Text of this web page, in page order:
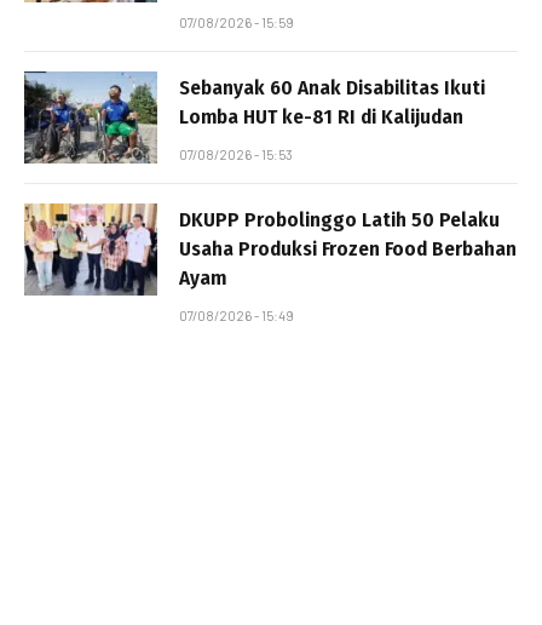
07/08/2026 - 15:59
Sebanyak 60 Anak Disabilitas Ikuti
Lomba HUT ke-81 RI di Kalijudan
07/08/2026 - 15:53
DKUPP Probolinggo Latih 50 Pelaku
Usaha Produksi Frozen Food Berbahan
Ayam
07/08/2026 - 15:49